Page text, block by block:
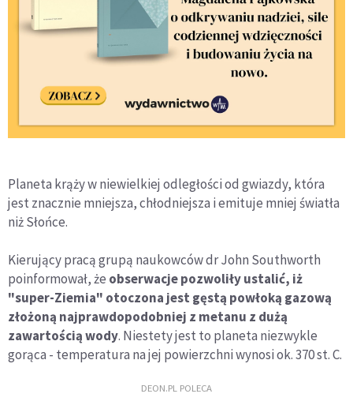
Planeta krąży w niewielkiej odległości od gwiazdy, która
jest znacznie mniejsza, chłodniejsza i emituje mniej światła
niż Słońce.
Kierujący pracą grupą naukowców dr John Southworth
poinformował, że obserwacje pozwoliły ustalić, iż
"super-Ziemia" otoczona jest gęstą powłoką gazową
złożoną najprawdopodobniej z metanu z dużą
zawartością wody. Niestety jest to planeta niezwykle
gorąca - temperatura na jej powierzchni wynosi ok. 370 st. C.
DEON.PL POLECA